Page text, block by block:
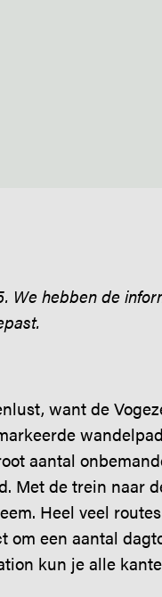
We hebben de
want de
aantal
Met de trein naar
Heel veel
om een aantal
kun je alle